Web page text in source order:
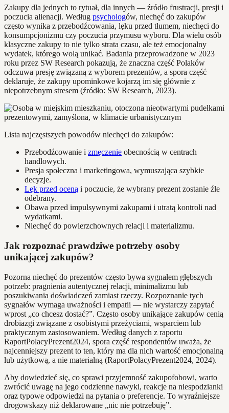
Zakupy dla jednych to rytuał, dla innych — źródło frustracji, presji i
poczucia alienacji. Według psychologów, niechęć do zakupów
często wynika z przebodźcowania, lęku przed tłumem, niechęci do
konsumpcjonizmu czy poczucia przymusu wyboru. Dla wielu osób
klasyczne zakupy to nie tylko strata czasu, ale też emocjonalny
wydatek, którego wolą unikać. Badania przeprowadzone w 2023
roku przez SW Research pokazują, że znaczna część Polaków
odczuwa presję związaną z wyborem prezentów, a spora część
deklaruje, że zakupy upominkowe kojarzą im się głównie z
niepotrzebnym stresem (źródło: SW Research, 2023).
Lista najczęstszych powodów niechęci do zakupów:
Przebodźcowanie i zmęczenie obecnością w centrach
handlowych.
Presja społeczna i marketingowa, wymuszająca szybkie
decyzje.
Lęk przed oceną i poczucie, że wybrany prezent zostanie źle
odebrany.
Obawa przed impulsywnymi zakupami i utratą kontroli nad
wydatkami.
Niechęć do powierzchownych relacji i materializmu.
Jak rozpoznać prawdziwe potrzeby osoby
unikającej zakupów?
Pozorna niechęć do prezentów często bywa sygnałem głębszych
potrzeb: pragnienia autentycznej relacji, minimalizmu lub
poszukiwania doświadczeń zamiast rzeczy. Rozpoznanie tych
sygnałów wymaga uważności i empatii — nie wystarczy zapytać
wprost „co chcesz dostać?”. Często osoby unikające zakupów cenią
drobiazgi związane z osobistymi przeżyciami, wsparciem lub
praktycznym zastosowaniem. Według danych z raportu
RaportPolacyPrezent2024, spora część respondentów uważa, że
najcenniejszy prezent to ten, który ma dla nich wartość emocjonalną
lub użytkową, a nie materialną (RaportPolacyPrezent2024, 2024).
Aby dowiedzieć się, co sprawi przyjemność zakupofobowi, warto
zwrócić uwagę na jego codzienne nawyki, reakcje na niespodzianki
oraz typowe odpowiedzi na pytania o preferencje. To wyraźniejsze
drogowskazy niż deklarowane „nic nie potrzebuję”.